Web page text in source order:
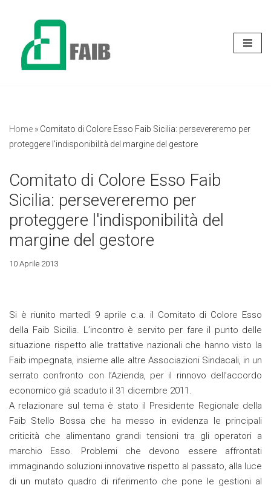
contenuto
Home » Comitato di Colore Esso Faib Sicilia: persevereremo per
proteggere l'indisponibilità del margine del gestore
Comitato di Colore Esso Faib
Sicilia: persevereremo per
proteggere l'indisponibilità del
margine del gestore
10 Aprile 2013
Si è riunito martedì 9 aprile c.a. il Comitato di Colore Esso
della Faib Sicilia. L’incontro è servito per fare il punto delle
situazione rispetto alle trattative nazionali che hanno visto la
Faib impegnata, insieme alle altre Associazioni Sindacali, in un
serrato confronto con l’Azienda, per il rinnovo dell’accordo
economico già scaduto il 31 dicembre 2011.
A relazionare sul tema è stato il Presidente Regionale della
Faib Stello Bossa che ha messo in evidenza le principali
criticità che alimentano grandi tensioni tra gli operatori a
marchio Esso. Problemi che devono essere affrontati
immaginando soluzioni innovative rispetto al passato, alla luce
di un mutato quadro di riferimento che pone le gestioni al